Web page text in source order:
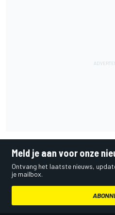
Meld je aan voor onze
Ontvang het laatste nieuws,
je mailbox.